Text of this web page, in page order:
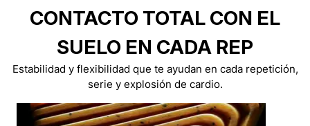
CONTACTO TOTAL CON EL
SUELO EN CADA REP
Estabilidad y flexibilidad que te ayudan en cada repetición,
serie y explosión de cardio.